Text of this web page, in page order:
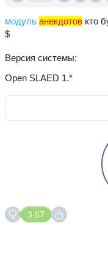
модуль анекдотов кто
$
Версия системы
Open SLAED 1.*
3.67